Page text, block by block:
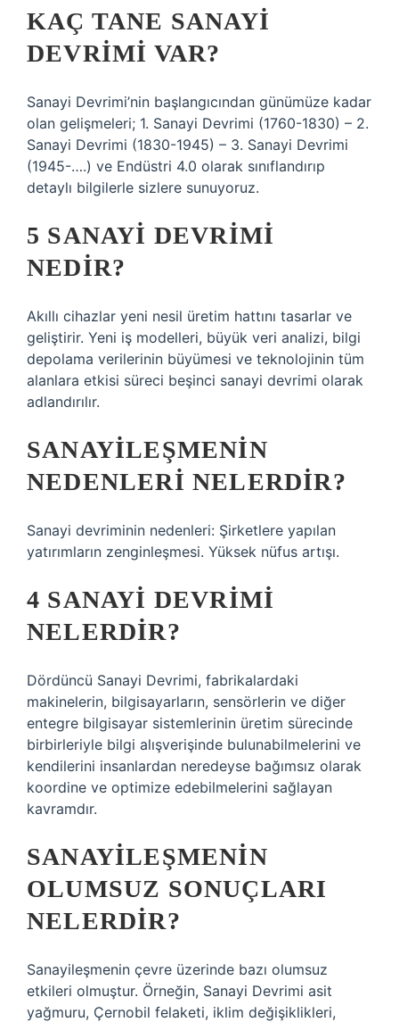
KAÇ TANE SANAYI
DEVRIMI VAR?
Sanayi Devrimi’nin başlangıcından günümüze kadar
olan gelişmeleri; 1. Sanayi Devrimi (1760-1830) – 2.
Sanayi Devrimi (1830-1945) – 3. Sanayi Devrimi
(1945-….) ve Endüstri 4.0 olarak sınıflandırıp
detaylı bilgilerle sizlere sunuyoruz.
5 SANAYI DEVRIMI
NEDIR?
Akıllı cihazlar yeni nesil üretim hattını tasarlar ve
geliştirir. Yeni iş modelleri, büyük veri analizi, bilgi
depolama verilerinin büyümesi ve teknolojinin tüm
alanlara etkisi süreci beşinci sanayi devrimi olarak
adlandırılır.
SANAYILEŞMENIN
NEDENLERI NELERDIR?
Sanayi devriminin nedenleri: Şirketlere yapılan
yatırımların zenginleşmesi. Yüksek nüfus artışı.
4 SANAYI DEVRIMI
NELERDIR?
Dördüncü Sanayi Devrimi, fabrikalardaki
makinelerin, bilgisayarların, sensörlerin ve diğer
entegre bilgisayar sistemlerinin üretim sürecinde
birbirleriyle bilgi alışverişinde bulunabilmelerini ve
kendilerini insanlardan neredeyse bağımsız olarak
koordine ve optimize edebilmelerini sağlayan
kavramdır.
SANAYILEŞMENIN
OLUMSUZ SONUÇLARI
NELERDIR?
Sanayileşmenin çevre üzerinde bazı olumsuz
etkileri olmuştur. Örneğin, Sanayi Devrimi asit
yağmuru, Çernobil felaketi, iklim değişiklikleri,